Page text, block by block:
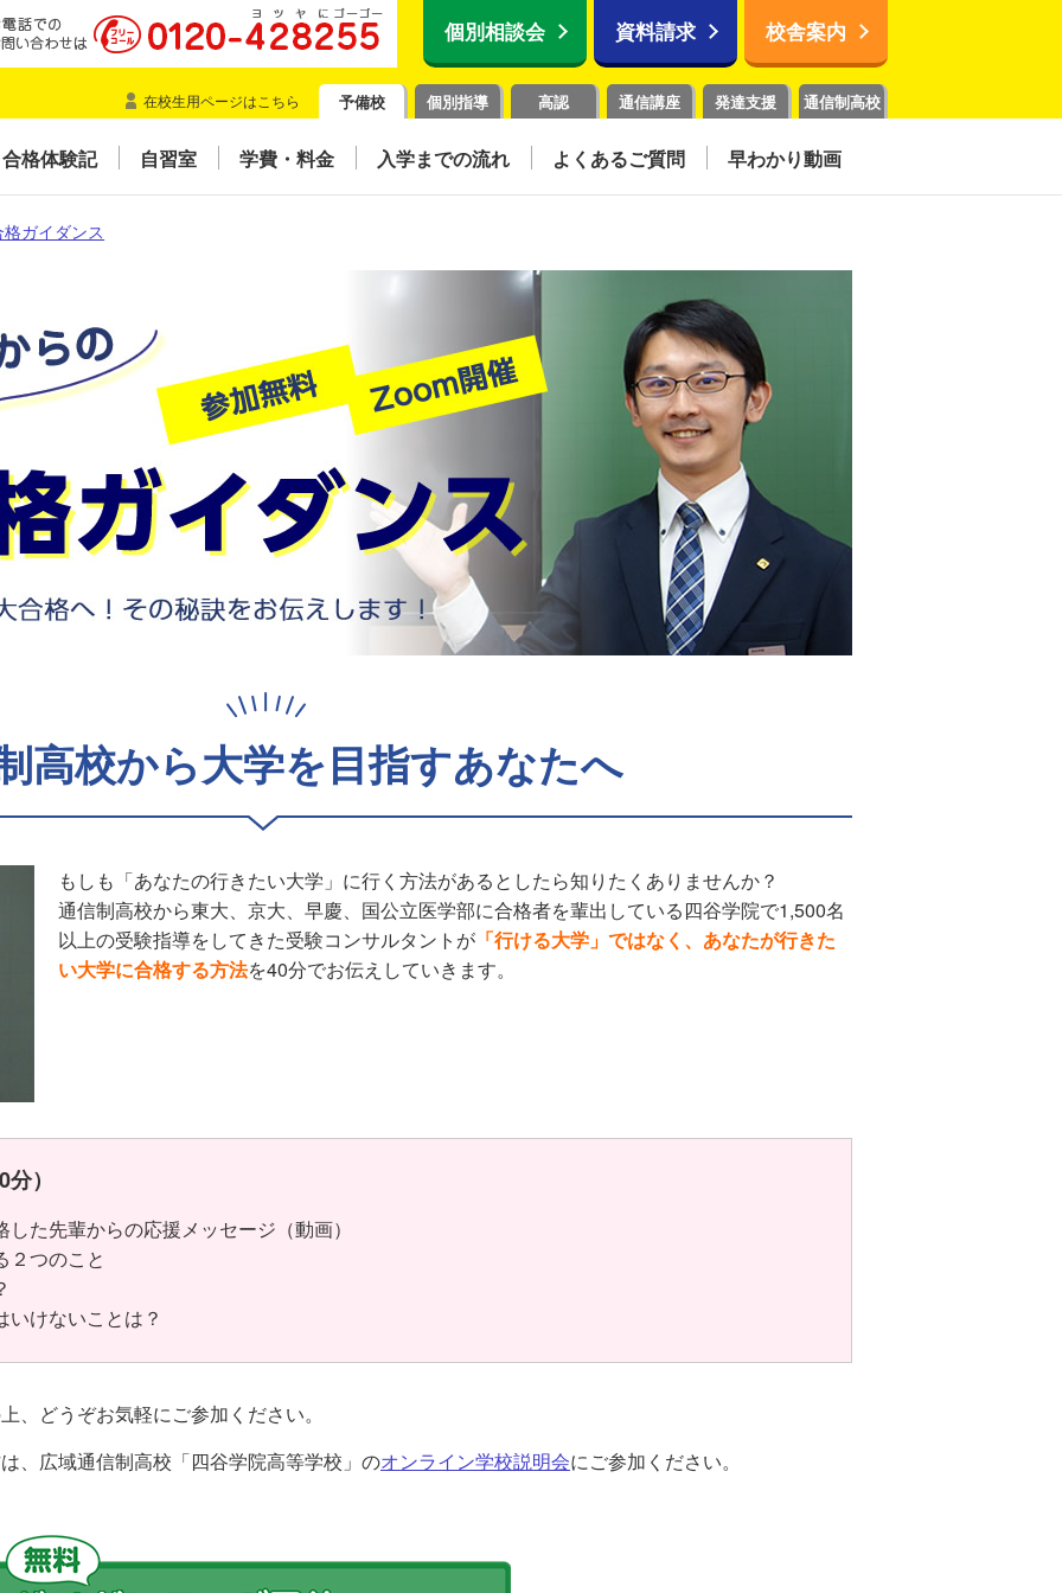
個別相談会 資料請求 校舎案内
在校生用ページはこちら 予備校 個別指導 高認 通信講座 発達支援 通信制高校
合格体験記 自習室 学費・料金 入学までの流れ よくあるご質問 早わかり動画
ガイダンス
高校から大学を目指すあなたへ
もしも「あなたの行きたい大学」に行く方法があるとしたら知りたくありませんか？
通信制高校から東大、京大、早慶、国公立医学部に合格者を輩出している四谷学院で1,500名
以上の受験指導をしてきた受験コンサルタントが 「行ける大学」ではなく、あなたが行きた
い大学に合格する方法を40分でお伝えしていきます。
）
た先輩からの応援メッセージ（動画）
２つのこと
けないことは？
、どうぞお気軽にご参加ください。
、広域通信制高校「四谷学院高等学校」のオンライン学校説明会にご参加ください。